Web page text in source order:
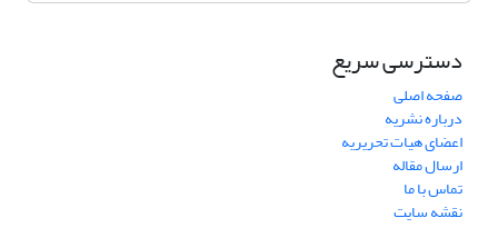
دسترسی سریع
صفحه اصلی
درباره نشریه
اعضای هیات تحریریه
ارسال مقاله
تماس با ما
نقشه سایت